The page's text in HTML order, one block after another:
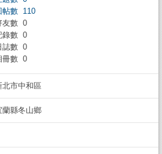
帖數 110
友數 0
錄數 0
誌數 0
冊數 0
北市中和區
蘭縣冬山鄉